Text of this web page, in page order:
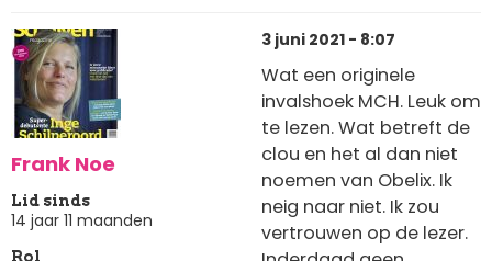
Frank Noe
Lid sinds
14 jaar 11 maanden
Rol
3 juni 2021 - 8:07
Wat een originele
invalshoek MCH. Leuk om
te lezen. Wat betreft de
clou en het al dan niet
noemen van Obelix. Ik
neig naar niet. Ik zou
vertrouwen op de lezer.